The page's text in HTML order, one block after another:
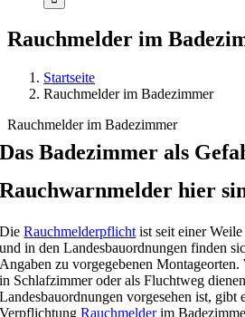
Rauchmelder im
Startseite
Rauchmelder im Badezimmer
Rauchmelder im Badezimmer
Das Badezimmer als
Rauchwarnmelder hier
DieRauchmelderpflicht ist seit einer
und in den Landesbauordnungen finden
Angaben zu vorgegebenen
in Schlafzimmer oder als Fluchtweg
Landesbauordnungen vorgesehen ist, gibt
VerpflichtungRauchmelderim